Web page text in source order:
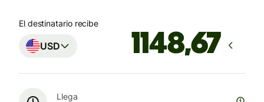
El destinatario recibe
USD
Llega